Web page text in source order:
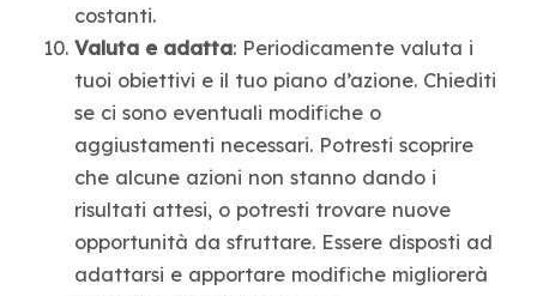
costanti.
Valuta e adatta: Periodicamente valuta i
tuoi obiettivi e il tuo piano d’azione. Chiediti
se ci sono eventuali modifiche o
aggiustamenti necessari. Potresti scoprire
che alcune azioni non stanno dando i
risultati attesi, o potresti trovare nuove
opportunità da sfruttare. Essere disposti ad
adattarsi e apportare modifiche migliorerà